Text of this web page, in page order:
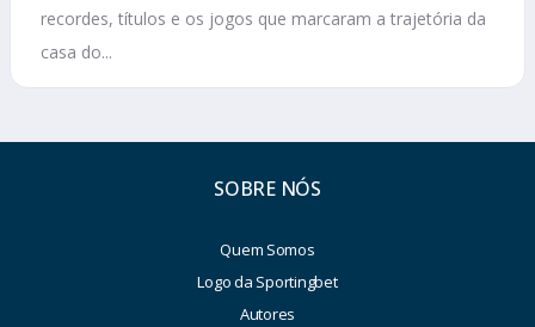
recordes, títulos e os jogos que marcaram a trajetória da
casa do...
SOBRE NÓS
Quem Somos
Logo da Sportingbet
Autores